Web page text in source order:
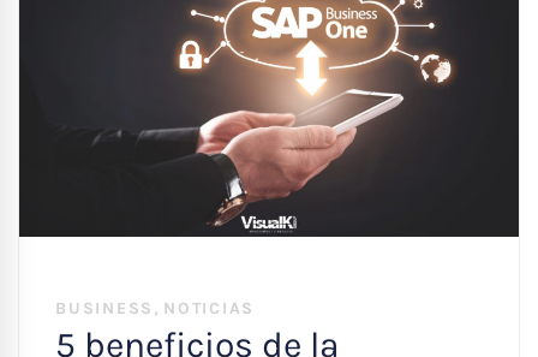
BUSINESS , NOTICIAS
5 beneficios de la